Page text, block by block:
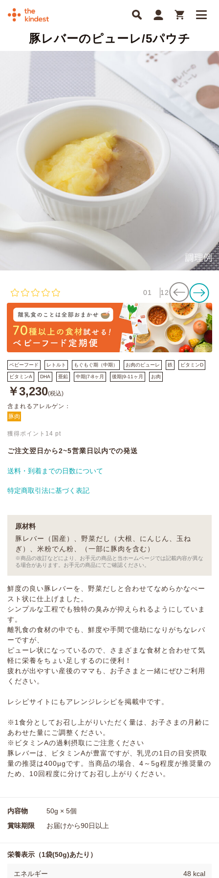
豚レバーのピューレ/5パウチ
01 12
ベビーフード レトルト もぐもぐ期（中期） お肉のピューレ 鉄 ビタミンD
ビタミンA DHA 亜鉛 中期|7-8ヶ月 後期|9-11ヶ月 お肉
￥3,230(税込)
含まれるアレルゲン：
豚肉
獲得ポイント 14 pt
ご注文翌日から2~5営業日以内での発送
送料・到着までの日数について
特定商取引法に基づく表記
原材料
豚レバー（国産）、野菜だし（大根、にんじん、玉ね
ぎ）、米粉でん粉、（一部に豚肉を含む）
※商品の改訂などにより、お手元の商品と当ホームページでは記載内容が異な
る場合があります。お手元の商品にてご確認ください。
鮮度の良い豚レバーを、野菜だしと合わせてなめらかなぺー
スト状に仕上げました。
シンプルな工程でも独特の臭みが抑えられるようにしていま
す。
離乳食の食材の中でも、鮮度や手間で億劫になりがちなレバ
ーですが、
ピューレ状になっているので、さまざまな食材と合わせて気
軽に栄養をちょい足しするのに便利！
疲れが出やすい産後のママも、お子さまと一緒にぜひご利用
ください。
レシピサイトにもアレンジレシピを掲載中です。
※1食分としてお召し上がりいただく量は、お子さまの月齢に
あわせた量にご調整ください。
※ビタミンAの過剰摂取にご注意ください
豚レバーは、ビタミンAが豊富ですが、乳児の1日の目安摂取
量の推奨は400µgです。当商品の場合、4～5g程度が推奨量の
ため、10回程度に分けてお召し上がりください。
内容物
50g × 5個
賞味期限
お届けから90日以上
栄養表示（1袋(50g)あたり）
エネルギー 48 kcal